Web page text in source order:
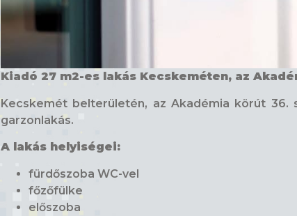
Kiadó 27 m2-es lakás Kecskeméten, az
Kecskemét belterületén, az Akadémia körút
garzonlakás.
A lakás helyiségei:
fürdőszoba WC-vel
főzőfülke
előszoba